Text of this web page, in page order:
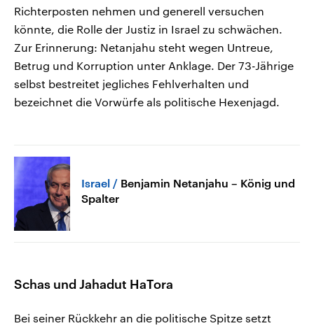
Richterposten nehmen und generell versuchen
könnte, die Rolle der Justiz in Israel zu schwächen.
Zur Erinnerung: Netanjahu steht wegen Untreue,
Betrug und Korruption unter Anklage. Der 73-Jährige
selbst bestreitet jegliches Fehlverhalten und
bezeichnet die Vorwürfe als politische Hexenjagd.
Israel
Benjamin Netanjahu – König und
Spalter
Schas und Jahadut HaTora
Bei seiner Rückkehr an die politische Spitze setzt